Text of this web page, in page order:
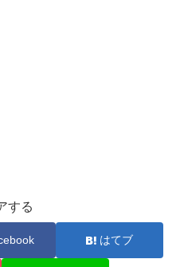
する
はてブ